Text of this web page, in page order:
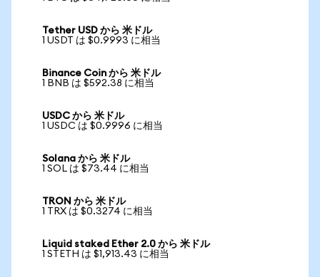
Tether USD から 米ドル
1 USDT は $0.9993 に相当
Binance Coin から 米ドル
1 BNB は $592.38 に相当
USDC から 米ドル
1 USDC は $0.9996 に相当
Solana から 米ドル
1 SOL は $73.44 に相当
TRON から 米ドル
1 TRX は $0.3274 に相当
Liquid staked Ether 2.0 から 米ドル
1 STETH は $1,913.43 に相当